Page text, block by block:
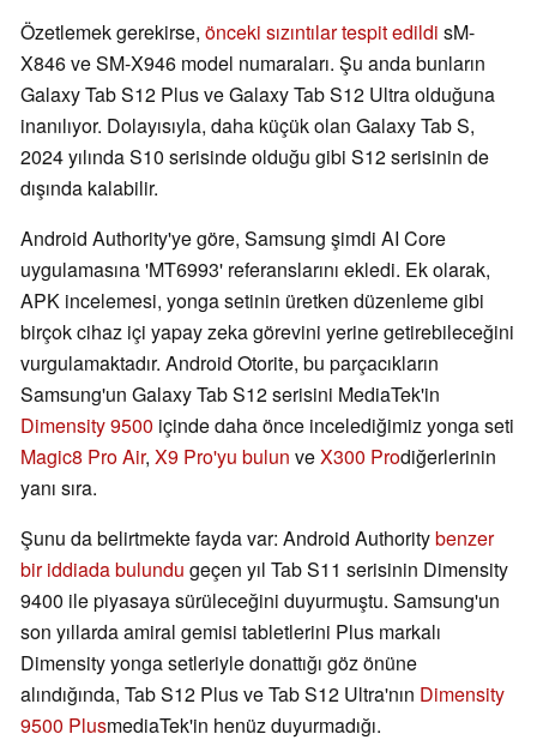
Özetlemek gerekirse, önceki sızıntılar tespit edildi sM-
X846 ve SM-X946 model numaraları. Şu anda bunların
Galaxy Tab S12 Plus ve Galaxy Tab S12 Ultra olduğuna
inanılıyor. Dolayısıyla, daha küçük olan Galaxy Tab S,
2024 yılında S10 serisinde olduğu gibi S12 serisinin de
dışında kalabilir.
Android Authority'ye göre, Samsung şimdi AI Core
uygulamasına 'MT6993' referanslarını ekledi. Ek olarak,
APK incelemesi, yonga setinin üretken düzenleme gibi
birçok cihaz içi yapay zeka görevini yerine getirebileceğini
vurgulamaktadır. Android Otorite, bu parçacıkların
Samsung'un Galaxy Tab S12 serisini MediaTek'in
Dimensity 9500 içinde daha önce incelediğimiz yonga seti
Magic8 Pro Air, X9 Pro'yu bulun veX300 Prodiğerlerinin
yanı sıra.
Şunu da belirtmekte fayda var: Android Authoritybenzer
bir iddiada bulundu geçen yıl Tab S11 serisinin Dimensity
9400 ile piyasaya sürüleceğini duyurmuştu. Samsung'un
son yıllarda amiral gemisi tabletlerini Plus markalı
Dimensity yonga setleriyle donattığı göz önüne
alındığında, Tab S12 Plus ve Tab S12 Ultra'nın Dimensity
9500 PlusmediaTek'in henüz duyurmadığı.